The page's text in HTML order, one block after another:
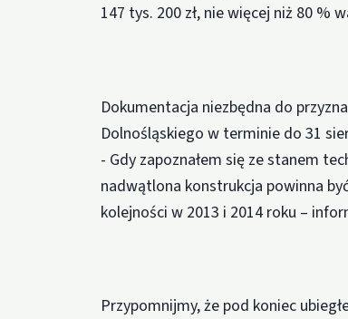
147 tys. 200 zł, nie więcej niż 80 %
Dokumentacja niezbędna do
Dolnośląskiego w terminie do 31
- Gdy zapoznałem się ze stanem
nadwątlona konstrukcja powinna
kolejności w 2013 i 2014 roku –
Przypomnijmy, że pod koniec